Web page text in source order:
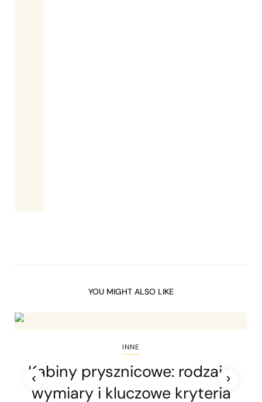
YOU MIGHT ALSO LIKE
INNE
Kabiny prysznicowe: rodzaje,
wymiary i kluczowe kryteria